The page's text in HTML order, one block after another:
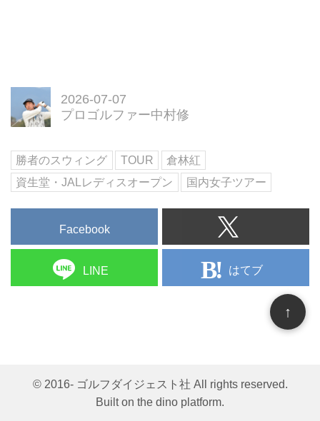
2026-07-07
プロゴルファー中村修
勝者のスウィング TOUR
倉林紅
資生堂・JALレディスオープン
国内女子ツアー
Facebook
LINE はてブ
© 2016- ゴルフダイジェスト社 All rights reserved.
Built on the dino platform.
↑